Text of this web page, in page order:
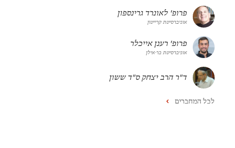
פרופ' לאונרד גרינספון
אוניברסיטת קרייטון
פרופ' רענן אייכלר
אוניברסיטת בר-אילן
ד"ר הרב יצחק ס"ד ששון
לכל המחברים